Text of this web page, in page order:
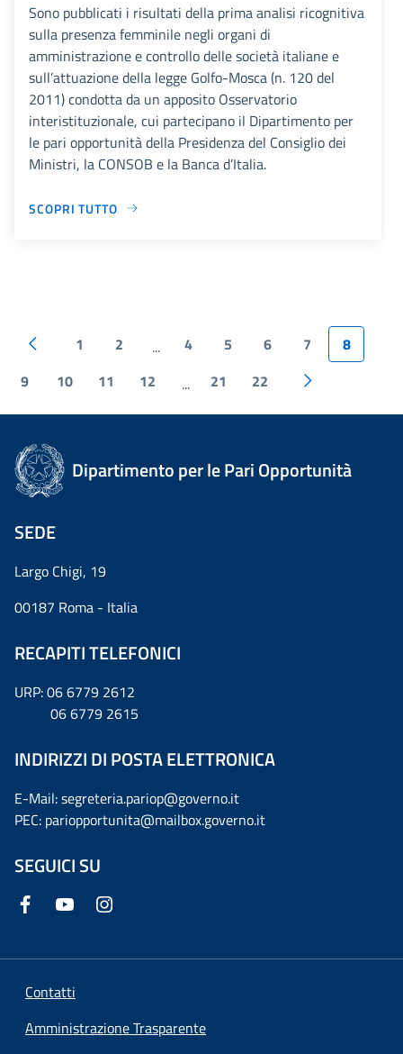
Sono pubblicati i risultati della prima analisi ricognitiva
sulla presenza femminile negli organi di
amministrazione e controllo delle società italiane e
sull’attuazione della legge Golfo-Mosca (n. 120 del
2011) condotta da un apposito Osservatorio
interistituzionale, cui partecipano il Dipartimento per
le pari opportunità della Presidenza del Consiglio dei
Ministri, la CONSOB e la Banca d’Italia.
SCOPRI TUTTO
1 2 ... 4 5 6 7
8
9
10 11 12 ... 21 22
Dipartimento per le Pari Opportunità
SEDE
Largo Chigi, 19
00187 Roma - Italia
RECAPITI TELEFONICI
URP: 06 6779 2612
06 6779 2615
INDIRIZZI DI POSTA ELETTRONICA
E-Mail: segreteria.pariop@governo.it
PEC: pariopportunita@mailbox.governo.it
SEGUICI SU
Contatti
Amministrazione Trasparente